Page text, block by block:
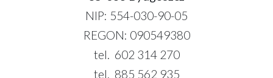
NIP: 554-030-90-05
REGON: 090549380
tel. 602 314 270
tel. 885 562 935